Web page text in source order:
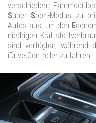
verschiedene Fahrmodi
Super Sport-Modus zu
Autos aus, um den E
niedrigen
sind verfügbar, während
iDrive Controller zu fahren.